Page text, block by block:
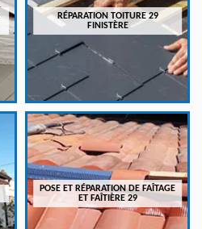
RÉPARATION TOITURE 29
FINISTÈRE
POSE ET RÉPARATION DE FAÎTAGE
ET FAÎTIÈRE 29